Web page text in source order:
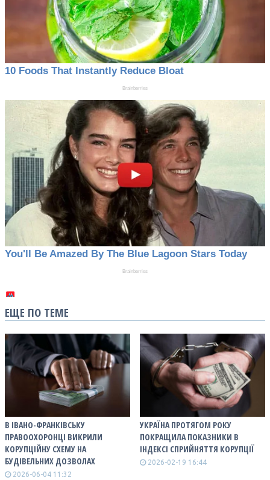
ЕЩЕ ПО ТЕМЕ
В ІВАНО-ФРАНКІВСЬКУ
ПРАВООХОРОНЦІ ВИКРИЛИ
КОРУПЦІЙНУ СХЕМУ НА
БУДІВЕЛЬНИХ ДОЗВОЛАХ
2026-06-04 11:32
УКРАЇНА ПРОТЯГОМ РОКУ
ПОКРАЩИЛА ПОКАЗНИКИ В
ІНДЕКСІ СПРИЙНЯТТЯ КОРУПЦІЇ
2026-02-19 16:44